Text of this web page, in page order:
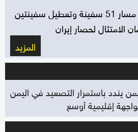
القوات الأميركية: تغيير مسار 51 سفينة وتعطيل سفينتين
لحصار إيران
المزيد
يندد باستمرار التصعيد في اليمن
إقليمية أوسع